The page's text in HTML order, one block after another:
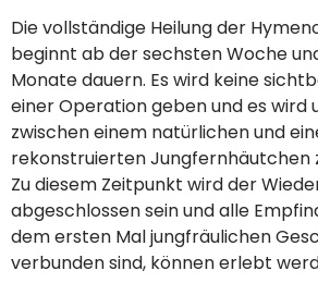
Die vollständige Heilung der
beginnt ab der sechsten Woche
Monate dauern. Es wird keine
einer Operation geben und es wird
zwischen einem natürlichen und
rekonstruierten Jungfernhäutchen
Zu diesem Zeitpunkt wird der
abgeschlossen sein und alle
dem ersten Mal jungfräulichen
verbunden sind, können erlebt